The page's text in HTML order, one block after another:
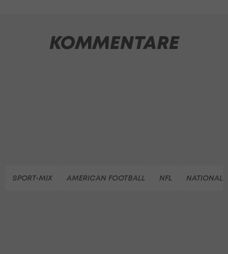
KOMMENTARE
SPORT-MIX AMERICAN FOOTBALL NFL NATIONAL